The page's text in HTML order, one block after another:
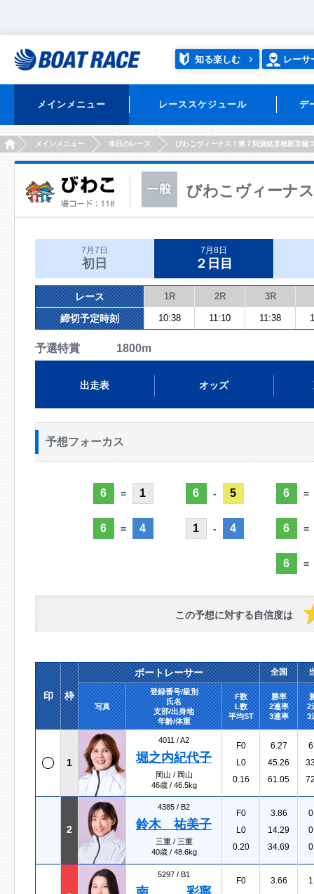
知る楽しむ レーサ
メインメニュー レーススケジュール デ
HOMEメインメニュー 本日のレース びわこヴィーナス！第７回酒処京都新京極
びわこヴィーナ
7月7日
初日
7月8日
２日目
レース 1R 2R 3R
締切予定時刻 10:38 11:10 11:38
予選特賞 1800m
出走表 オッズ
予想フォーカス
6 = 1
6 = 4
6 - 5
1 - 4
6 =
6 =
6 =
この予想に対する自信度は
印 枠
ボートレーサー 全国
写真
登録番号/級別
氏名
支部/出身地
年齢/体重
F数
L数
平均ST
勝率
2連率
3連率
2
3
1
4011 /A2
堀之内紀代子
岡山 / 岡山
46歳 / 46.5kg
F0
L0
0.16
6.27
45.26
61.05
2
4385 / B2
鈴木 祐美子
三重 / 三重
40歳 / 48.6kg
F0
L0
0.20
3.86
14.29
34.69
5297 / B1
F0
3.66